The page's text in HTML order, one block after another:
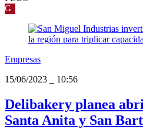
G
Empresas
15/06/2023
10:56
Delibakery planea
Santa Anita y San